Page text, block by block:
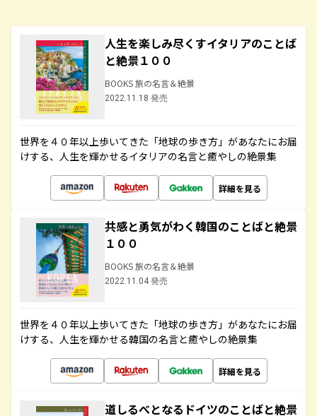
人生を楽しみ尽くすイタリアのことば
と絶景１００
BOOKS 旅の名言＆絶景
2022.11.18 発売
世界を４０年以上歩いてきた「地球の歩き方」があなたにお届
けする、人生を輝かせるイタリアの名言と癒やしの絶景集
詳細を見る
共感と勇気がわく韓国のことばと絶景
１００
BOOKS 旅の名言＆絶景
2022.11.04 発売
世界を４０年以上歩いてきた「地球の歩き方」があなたにお届
けする、人生を輝かせる韓国の名言と癒やしの絶景集
詳細を見る
道しるべとなるドイツのことばと絶景